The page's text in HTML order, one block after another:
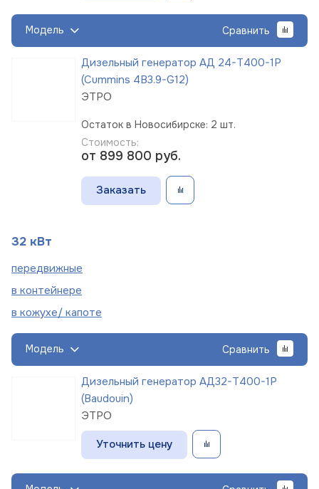
Модель Сравнить
Дизельный генератор АД 24-Т400-1Р
(Cummins 4B3.9-G12)
ЭТРО
Остаток в Новосибирске: 2 шт.
Стоимость:
от 899 800 руб.
Заказать
32 кВт
передвижные
в контейнере
в кожухе/ капоте
Модель Сравнить
Дизельный генератор АД32-Т400-1Р
(Baudouin)
ЭТРО
Уточнить цену